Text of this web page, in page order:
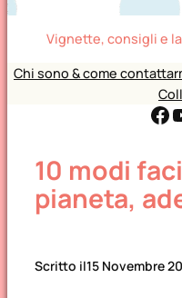
Vignette, consigli e
Chi sono & come
Facebook YouTube
10 modi
pianeta,
Scritto il15 Novembre